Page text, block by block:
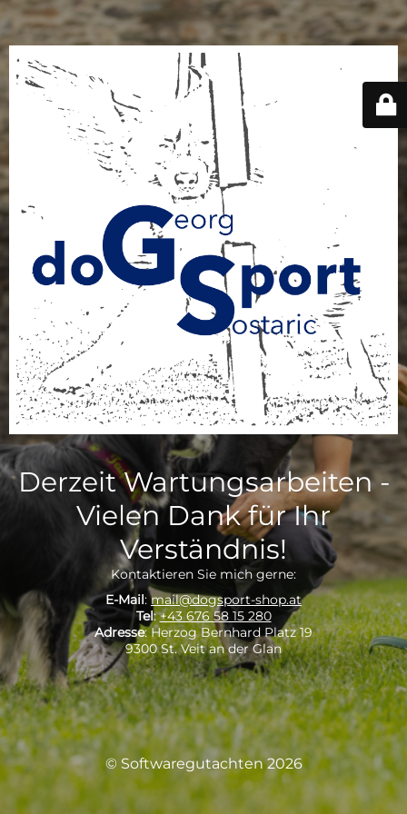
Derzeit Wartungsarbeiten -
Vielen Dank für Ihr
Verständnis!
Kontaktieren Sie mich gerne:
E-Mail:mail@dogsport-shop.at
Tel:+43 676 58 15 280
Adresse: Herzog Bernhard Platz 19
9300 St. Veit an der Glan
© Softwaregutachten 2026